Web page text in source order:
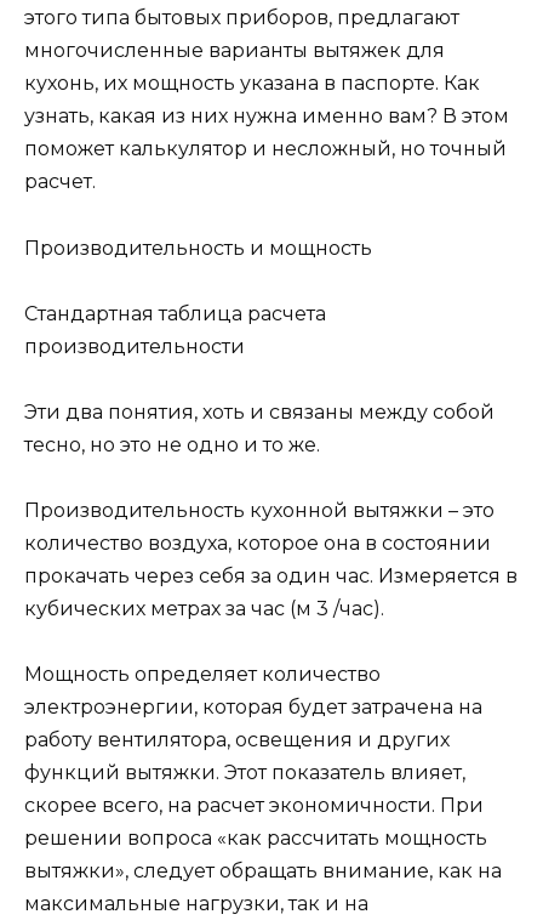
этого типа бытовых приборов, предлагают
многочисленные варианты вытяжек для
кухонь, их мощность указана в паспорте. Как
узнать, какая из них нужна именно вам? В этом
поможет калькулятор и несложный, но точный
расчет.
Производительность и мощность
Стандартная таблица расчета
производительности
Эти два понятия, хоть и связаны между собой
тесно, но это не одно и то же.
Производительность кухонной вытяжки – это
количество воздуха, которое она в состоянии
прокачать через себя за один час. Измеряется в
кубических метрах за час (м 3 /час).
Мощность определяет количество
электроэнергии, которая будет затрачена на
работу вентилятора, освещения и других
функций вытяжки. Этот показатель влияет,
скорее всего, на расчет экономичности. При
решении вопроса «как рассчитать мощность
вытяжки», следует обращать внимание, как на
максимальные нагрузки, так и на